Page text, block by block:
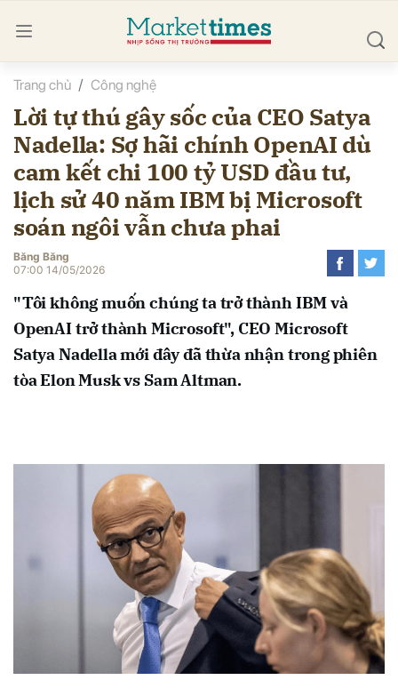
Trang chủ Công nghệ
Lời tự thú gây sốc của CEO Satya
Nadella: Sợ hãi chính OpenAI dù
cam kết chi 100 tỷ USD đầu tư,
lịch sử 40 năm IBM bị Microsoft
soán ngôi vẫn chưa phai
Băng Băng
07:00 14/05/2026
"Tôi không muốn chúng ta trở thành IBM và
OpenAI trở thành Microsoft", CEO Microsoft
Satya Nadella mới đây đã thừa nhận trong phiên
tòa Elon Musk vs Sam Altman.
luận